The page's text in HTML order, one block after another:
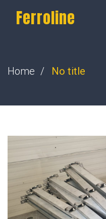
Ferroline
Home No title